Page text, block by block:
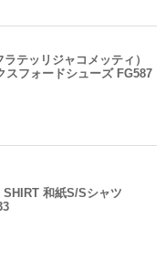
テッリジャコメッティ）
スフォードシューズ FG587
和紙S/Sシャツ